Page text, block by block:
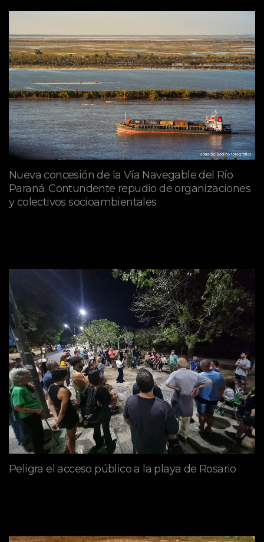
Nueva concesión de la Vía Navegable del Río
Paraná: Contundente repudio de organizaciones
y colectivos socioambientales
Peligra el acceso público a la playa de Rosario